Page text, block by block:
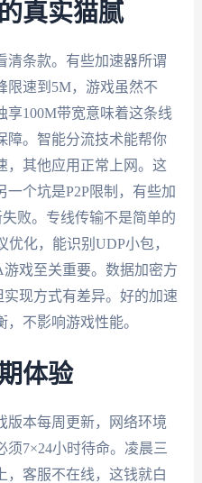
真实猫腻
清条款。有些加速器所谓
限速到5M，游戏虽然不
享100M带宽意味着这条线
障。智能分流技术能帮你
，其他应用正常上网。这
个坑是P2P限制，有些加
败。专线传输不是简单的
化，能识别UDP小包，
戏至关重要。数据加密方
现方式有差异。好的加速
不影响游戏性能。
体验
版本每周更新，网络环境
7×24小时待命。凌晨三
，客服不在线，这钱就白